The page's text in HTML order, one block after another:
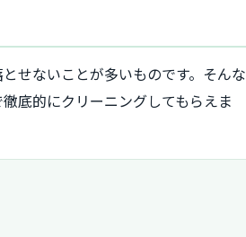
せないことが多いものです。そんな
底的にクリーニングしてもらえま